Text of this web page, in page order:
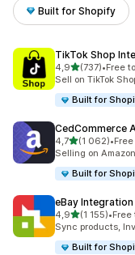
Built for Shopify
TikTok Shop
4,9av 5 stjerner
(737)
Totalt 737 omtaler
•Free
Sell on TikTok
Built for
CedCommerce
4,7av 5 stjerner
(1 062)
Totalt 1062 •
Selling on
Built for
eBay Integration
4,9av 5 stjerner
(1 155)
Totalt 1155 omtaler
•
Sync products,
Built for